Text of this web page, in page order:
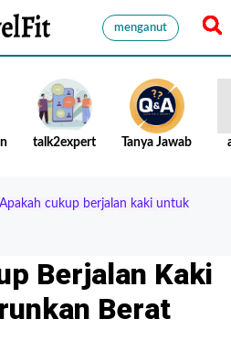
menganut
talk2expert Tanya Jawab
Apakah cukup berjalan kaki untuk
Berjalan Kaki
Berat